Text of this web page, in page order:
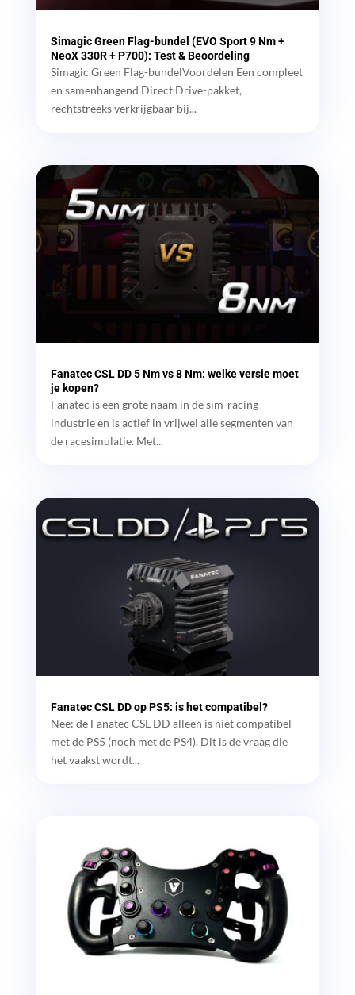
Simagic Green Flag-bundel (EVO Sport 9 Nm +
NeoX 330R + P700): Test & Beoordeling
Simagic Green Flag-bundelVoordelen Een compleet
en samenhangend Direct Drive-pakket,
rechtstreeks verkrijgbaar bij...
Fanatec CSL DD 5 Nm vs 8 Nm: welke versie moet
je kopen?
Fanatec is een grote naam in de sim-racing-
industrie en is actief in vrijwel alle segmenten van
de racesimulatie. Met...
Fanatec CSL DD op PS5: is het compatibel?
Nee: de Fanatec CSL DD alleen is niet compatibel
met de PS5 (noch met de PS4). Dit is de vraag die
het vaakst wordt...